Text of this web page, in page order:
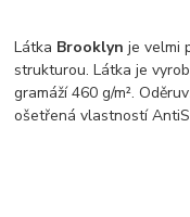
Látka Brooklyn je velmi
strukturou. Látka je
gramáží 460 g/m².
ošetřená vlastností